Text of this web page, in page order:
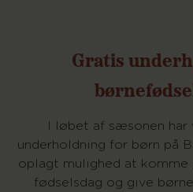
Gratis
I løbet af sæsonen har
underholdning for børn på
oplagt mulighed at komme
fødselsdag og give